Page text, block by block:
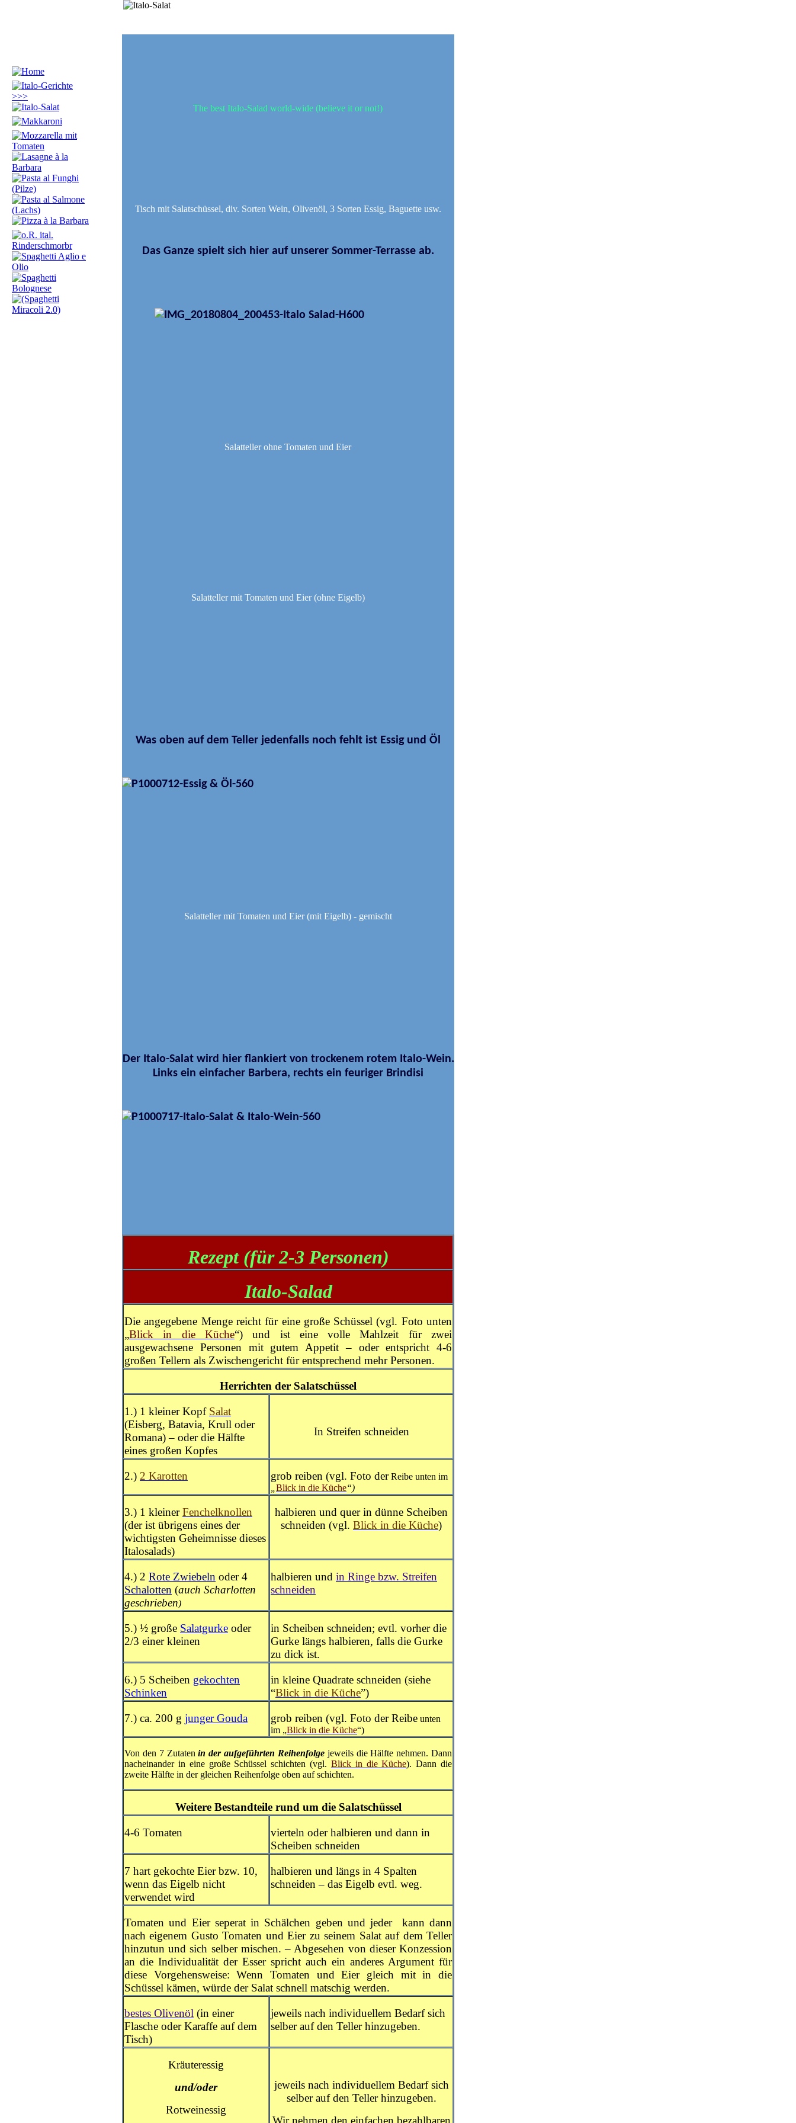
The best Italo-Salad world-wide (believe it or not!)
Tisch mit Salatschüssel, div. Sorten Wein, Olivenöl, 3 Sorten Essig, Baguette usw.
Das Ganze spielt sich hier auf unserer Sommer-Terrasse ab.
Salatteller ohne Tomaten und Eier
Salatteller mit Tomaten und Eier (ohne Eigelb)
Was oben auf dem Teller jedenfalls noch fehlt ist Essig und Öl
Salatteller mit Tomaten und Eier (mit Eigelb) - gemischt
Der Italo-Salat wird hier flankiert von trockenem rotem Italo-Wein.
Links ein einfacher Barbera, rechts ein feuriger Brindisi
Rezept (für 2-3 Personen)
Italo-Salad
Die angegebene Menge reicht für eine große Schüssel (vgl. Foto unten
„Blick in die Küche“) und ist eine volle Mahlzeit für zwei
ausgewachsene Personen mit gutem Appetit – oder entspricht 4-6
großen Tellern als Zwischengericht für entsprechend mehr Personen.
Herrichten der Salatschüssel
1.) 1 kleiner Kopf Salat
(Eisberg, Batavia, Krull oder
Romana) – oder die Hälfte
eines großen Kopfes
In Streifen schneiden
2.) 2 Karotten grob reiben (vgl. Foto derReibe unten im
Blick in die Küche“)
3.) 1 kleinerFenchelknollen
(der ist übrigens eines der
wichtigsten Geheimnisse dieses
Italosalads)
halbieren und quer in dünne Scheiben
schneiden (vgl. Blick in die Küche)
4.) 2 Rote Zwiebeln oder 4
Schalotten (auch Scharlotten
geschrieben)
halbieren und in Ringe bzw. Streifen
schneiden
5.) ½ große Salatgurke oder
2/3 einer kleinen
in Scheiben schneiden; evtl. vorher die
Gurke längs halbieren, falls die Gurke
zu dick ist.
6.) 5 Scheiben gekochten
Schinken
in kleine Quadrate schneiden (siehe
“Blick in die Küche”)
7.) ca. 200 g junger Gouda grob reiben (vgl. Foto der Reibe unten
im „Blick in die Küche“)
Von den 7 Zutatenin der aufgeführten Reihenfolgejeweils die Hälfte nehmen. Dann
nacheinander in eine große Schüssel schichten (vgl. Blick in die Küche). Dann die
zweite Hälfte in der gleichen Reihenfolge oben auf schichten.
Weitere Bestandteile rund um die Salatschüssel
4-6 Tomaten
vierteln oder halbieren und dann in
Scheiben schneiden
7 hart gekochte Eier bzw. 10,
wenn das Eigelb nicht
verwendet wird
halbieren und längs in 4 Spalten
schneiden – das Eigelb evtl. weg.
Tomaten und Eier seperat in Schälchen geben und jeder kann dann
nach eigenem Gusto Tomaten und Eier zu seinem Salat auf dem Teller
hinzutun und sich selber mischen. – Abgesehen von dieser Konzession
an die Individualität der Esser spricht auch ein anderes Argument für
diese Vorgehensweise: Wenn Tomaten und Eier gleich mit in die
Schüssel kämen, würde der Salat schnell matschig werden.
bestes Olivenöl (in einer
Flasche oder Karaffe auf dem
Tisch)
jeweils nach individuellem Bedarf sich
selber auf den Teller hinzugeben.
Kräuteressig
und/oder
Rotweinessig
jeweils nach individuellem Bedarf sich
selber auf den Teller hinzugeben.
Wir nehmen den einfachen bezahlbaren